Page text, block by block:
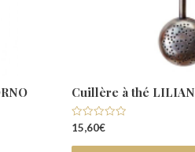
Cuillère à thé LILIAN
Note
sur
15,60€